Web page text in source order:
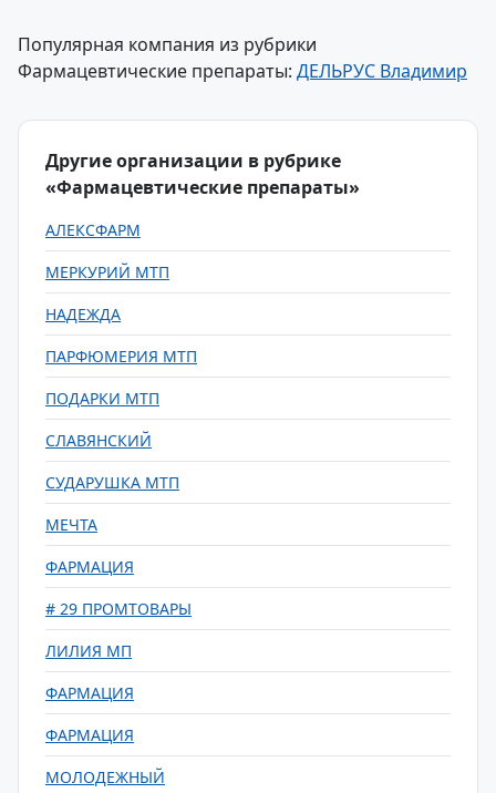
Популярная компания из рубрики
Фармацевтические препараты: ДЕЛЬРУС Владимир
Другие организации в рубрике
«Фармацевтические препараты»
АЛЕКСФАРМ
МЕРКУРИЙ МТП
НАДЕЖДА
ПАРФЮМЕРИЯ МТП
ПОДАРКИ МТП
СЛАВЯНСКИЙ
СУДАРУШКА МТП
МЕЧТА
ФАРМАЦИЯ
# 29 ПРОМТОВАРЫ
ЛИЛИЯ МП
ФАРМАЦИЯ
ФАРМАЦИЯ
МОЛОДЕЖНЫЙ